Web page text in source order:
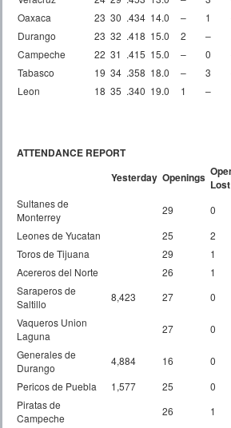
Oaxaca
23 30 .434 14.0
Durango
23 32 .418 15.0
Campeche
22 31 .415 15.0
Tabasco
19 34 .358 18.0
Leon
18 35 .340 19.0
–
1
2
–
–
0
–
3
1
–
ATTENDANCE REPORT
Yesterday Openings Lost
Sultanes de
Monterrey
29 0
Leones de Yucatan
25 2
Toros de Tijuana
29 1
Acereros del Norte
26 1
Saraperos de
Saltillo
8,423 27 0
Vaqueros Union
Laguna
27 0
Generales de
Durango
4,884 16 0
Pericos de Puebla
1,577 25 0
Piratas de
Campeche
26 1